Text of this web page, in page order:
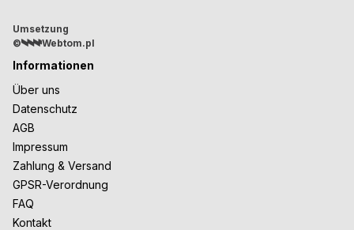
Umsetzung
©
Webtom.pl
Informationen
Über uns
Datenschutz
AGB
Impressum
Zahlung & Versand
GPSR-Verordnung
FAQ
Kontakt